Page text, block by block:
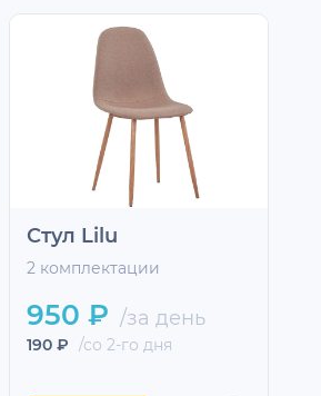
Стул Lilu
2 комплектации
950 ₽ /за день
190 ₽ /со 2-го дня